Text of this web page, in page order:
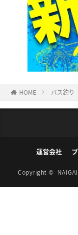
HOME バス釣り
運営会社
Copyright ©